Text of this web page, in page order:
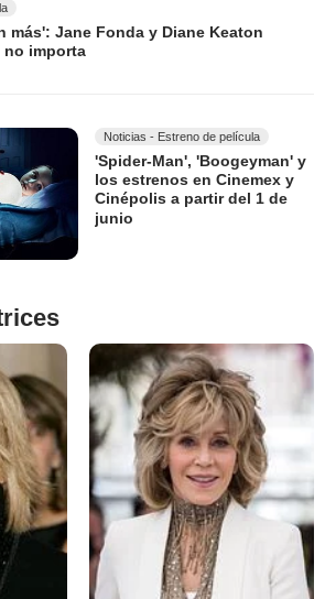
más': Jane Fonda y Diane Keaton
no importa
Noticias - Estreno de película
'Spider-Man', 'Boogeyman' y
los estrenos en Cinemex y
Cinépolis a partir del 1 de
junio